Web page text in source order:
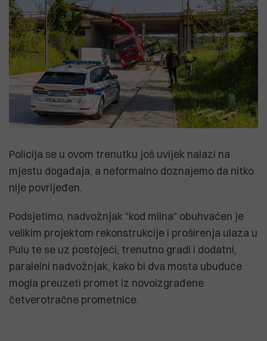
Policija se u ovom trenutku još uvijek nalazi na
mjestu događaja, a neformalno doznajemo da nitko
nije povrijeđen.
Podsjetimo, nadvožnjak "kod mlina" obuhvaćen je
velikim projektom rekonstrukcije i proširenja ulaza u
Pulu te se uz postojeći, trenutno gradi i dodatni,
paralelni nadvožnjak, kako bi dva mosta ubuduće
mogla preuzeti promet iz novoizgrađene
četverotračne prometnice.